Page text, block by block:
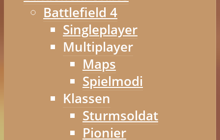
Battlefield 4
Singleplayer
Multiplayer
Maps
Spielmodi
Klassen
Sturmsoldat
Pionier